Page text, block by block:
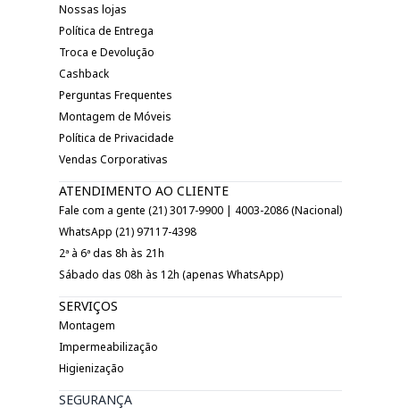
Nossas lojas
Política de Entrega
Troca e Devolução
Cashback
Perguntas Frequentes
Montagem de Móveis
Política de Privacidade
Vendas Corporativas
ATENDIMENTO AO CLIENTE
Fale com a gente (21) 3017-9900 | 4003-2086 (Nacional)
WhatsApp (21) 97117-4398
2ª à 6ª das 8h às 21h
Sábado das 08h às 12h (apenas WhatsApp)
SERVIÇOS
Montagem
Impermeabilização
Higienização
SEGURANÇA